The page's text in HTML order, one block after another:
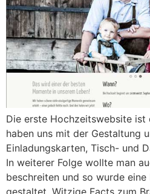
Die erste Hochzeitswebsite ist
haben uns mit der Gestaltung
Einladungskarten, Tisch- und
In weiterer Folge wollte man
beschreiten und so wurde
gestaltet. Witzige Facts zum